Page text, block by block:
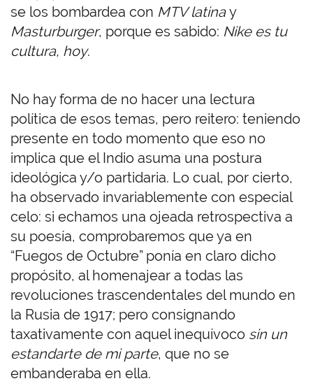
se los bombardea con MTV latinay
Masturburger, porque es sabido: Nike es tu
cultura, hoy.
No hay forma de no hacer una lectura
política de esos temas, pero reitero: teniendo
presente en todo momento que eso no
implica que el Indio asuma una postura
ideológica y/o partidaria. Lo cual, por cierto,
ha observado invariablemente con especial
celo: si echamos una ojeada retrospectiva a
su poesía, comprobaremos que ya en
“Fuegos de Octubre” ponía en claro dicho
propósito, al homenajear a todas las
revoluciones trascendentales del mundo en
la Rusia de 1917; pero consignando
taxativamente con aquel inequívoco sin un
estandarte de mi parte, que no se
embanderaba en ella.